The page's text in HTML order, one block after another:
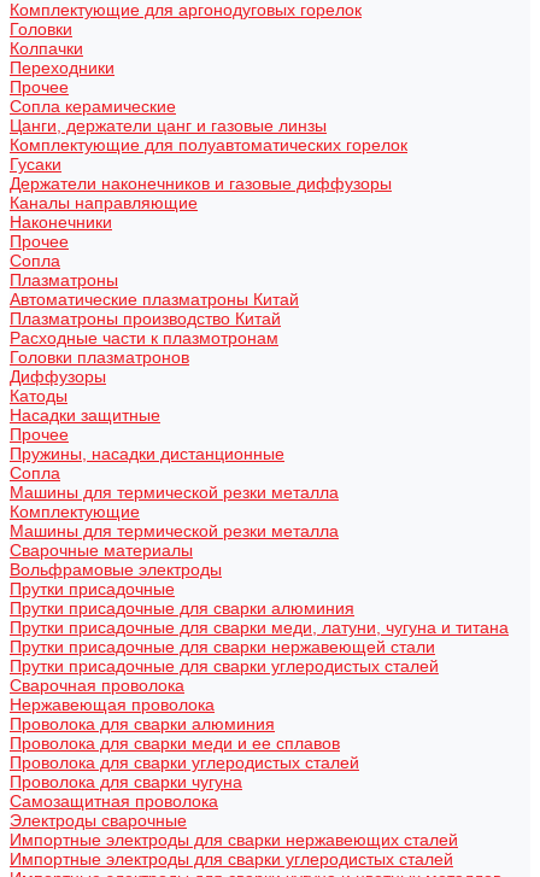
Комплектующие для аргонодуговых горелок
Головки
Колпачки
Переходники
Прочее
Сопла керамические
Цанги, держатели цанг и газовые линзы
Комплектующие для полуавтоматических горелок
Гусаки
Держатели наконечников и газовые диффузоры
Каналы направляющие
Наконечники
Прочее
Сопла
Плазматроны
Автоматические плазматроны Китай
Плазматроны производство Китай
Расходные части к плазмотронам
Головки плазматронов
Диффузоры
Катоды
Насадки защитные
Прочее
Пружины, насадки дистанционные
Сопла
Машины для термической резки металла
Комплектующие
Машины для термической резки металла
Сварочные материалы
Вольфрамовые электроды
Прутки присадочные
Прутки присадочные для сварки алюминия
Прутки присадочные для сварки меди, латуни, чугуна и титана
Прутки присадочные для сварки нержавеющей стали
Прутки присадочные для сварки углеродистых сталей
Сварочная проволока
Нержавеющая проволока
Проволока для сварки алюминия
Проволока для сварки меди и ее сплавов
Проволока для сварки углеродистых сталей
Проволока для сварки чугуна
Самозащитная проволока
Электроды сварочные
Импортные электроды для сварки нержавеющих сталей
Импортные электроды для сварки углеродистых сталей